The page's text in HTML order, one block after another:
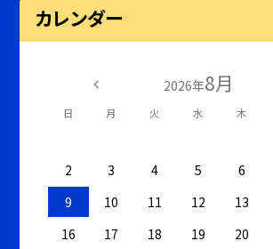
カレンダー
2026年8月
日 月 火 水 木
2
3 4 5 6
9
10 11 12 13
16
17 18 19 20